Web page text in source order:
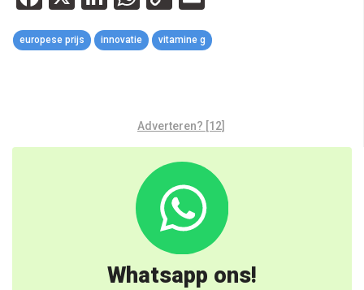
Link
europese prijs innovatie vitamine g
Adverteren? [12]
Whatsapp ons!